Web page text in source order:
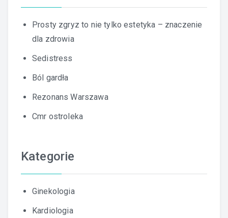
Prosty zgryz to nie tylko estetyka – znaczenie
dla zdrowia
Sedistress
Ból gardła
Rezonans Warszawa
Cmr ostroleka
Kategorie
Ginekologia
Kardiologia